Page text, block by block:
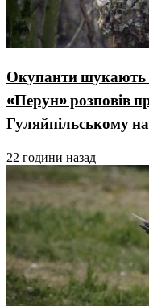
Окупанти шукають
«Перун» розповів
Гуляйпільському
22 години назад